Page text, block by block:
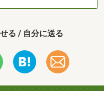
る / 自分に送る